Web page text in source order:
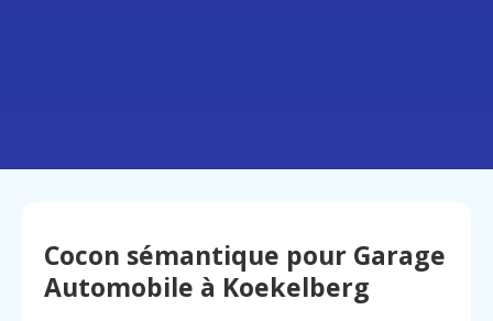
Cocon sémantique pour Garage
Automobile à Koekelberg